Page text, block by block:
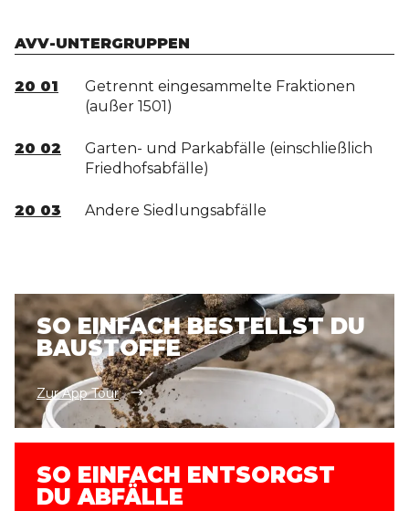
AVV-UNTERGRUPPEN
20 01
Getrennt eingesammelte Fraktionen
(außer 1501)
20 02
Garten- und Parkabfälle (einschließlich
Friedhofsabfälle)
20 03 Andere Siedlungsabfälle
SO EINFACH BESTELLST DU
BAUSTOFFE
Zur App Tour
SO EINFACH ENTSORGST
DU ABFÄLLE